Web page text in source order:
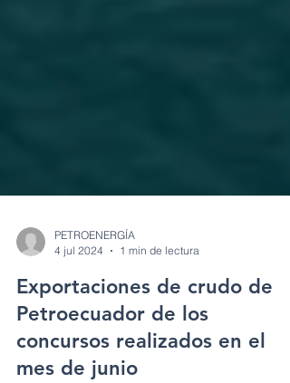
4 jul 2024
1 min de lectura
Exportaciones de crudo de
Petroecuador de los
concursos realizados en el